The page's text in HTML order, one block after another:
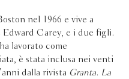
nel 1966 e vive a
Carey, e i due figli.
lavorato come
è stata inclusa nei venti
dalla rivista Granta. La